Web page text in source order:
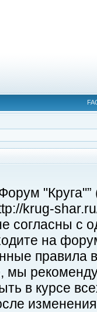
krug-
согласны с
на
правила
мы
в курсе